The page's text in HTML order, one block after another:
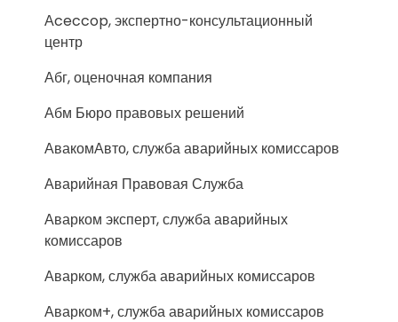
Аceccop, экспертно-консультационный
центр
Абг, оценочная компания
Абм Бюро правовых решений
АвакомАвто, служба аварийных комиссаров
Аварийная Правовая Служба
Аварком эксперт, служба аварийных
комиссаров
Аварком, служба аварийных комиссаров
Аварком+, служба аварийных комиссаров